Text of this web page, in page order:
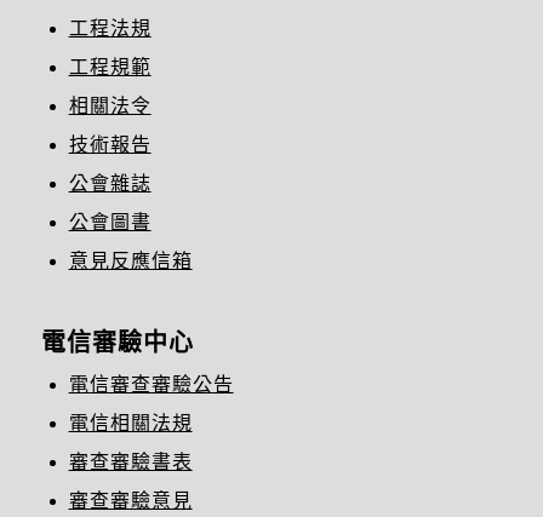
工程法規
工程規範
相關法令
技術報告
公會雜誌
公會圖書
意見反應信箱
電信審驗中心
電信審查審驗公告
電信相關法規
審查審驗書表
審查審驗意見